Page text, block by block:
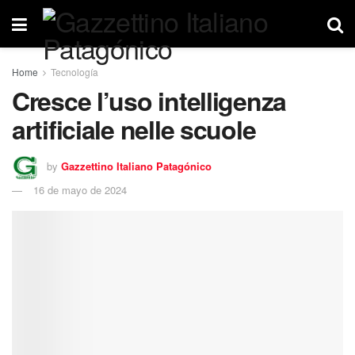
Home Tecnología
Cresce l’uso intelligenza
artificiale nelle scuole
by Gazzettino Italiano Patagónico
16 de mayo de 2024